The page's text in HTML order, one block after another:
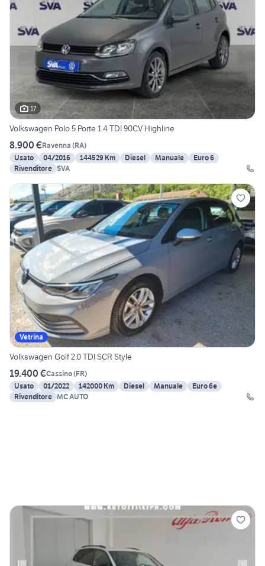
17
Volkswagen Polo 5 Porte 1.4 TDI 90CV Highline
8.900 €Ravenna (RA)
Usato
04/2016 144529 Km Diesel Manuale
Euro 6
Rivenditore SVA
Vetrina
Volkswagen Golf 2.0 TDI SCR Style
19.400 €Cassino(FR)
Usato
01/2022 142000 Km Diesel Manuale
Euro 6e
Rivenditore MC AUTO